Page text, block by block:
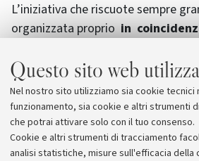
Questo sito web
Nel nostro sito utilizziamo sia cookie tecnici
funzionamento, sia cookie e altri strumenti
che potrai attivare solo con il tuo consenso.
Cookie e altri strumenti di tracciamento
analisi statistiche, misure sull'efficacia della
L’iniziativa che riscuote sempre
organizzata proprioin
ed è
agli studenti. La bicicletta è
utilizzato sia dagli studenti, per
sia dalle persone che abitano e si
storico.